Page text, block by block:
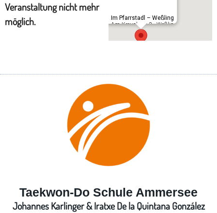
Veranstaltung nicht mehr
möglich.
Im Pfarrstadl – Weßling
Am Kreuzberg 3 - Weßling
Taekwon-Do Schule Ammersee
Johannes Karlinger & Iratxe De la Quintana González